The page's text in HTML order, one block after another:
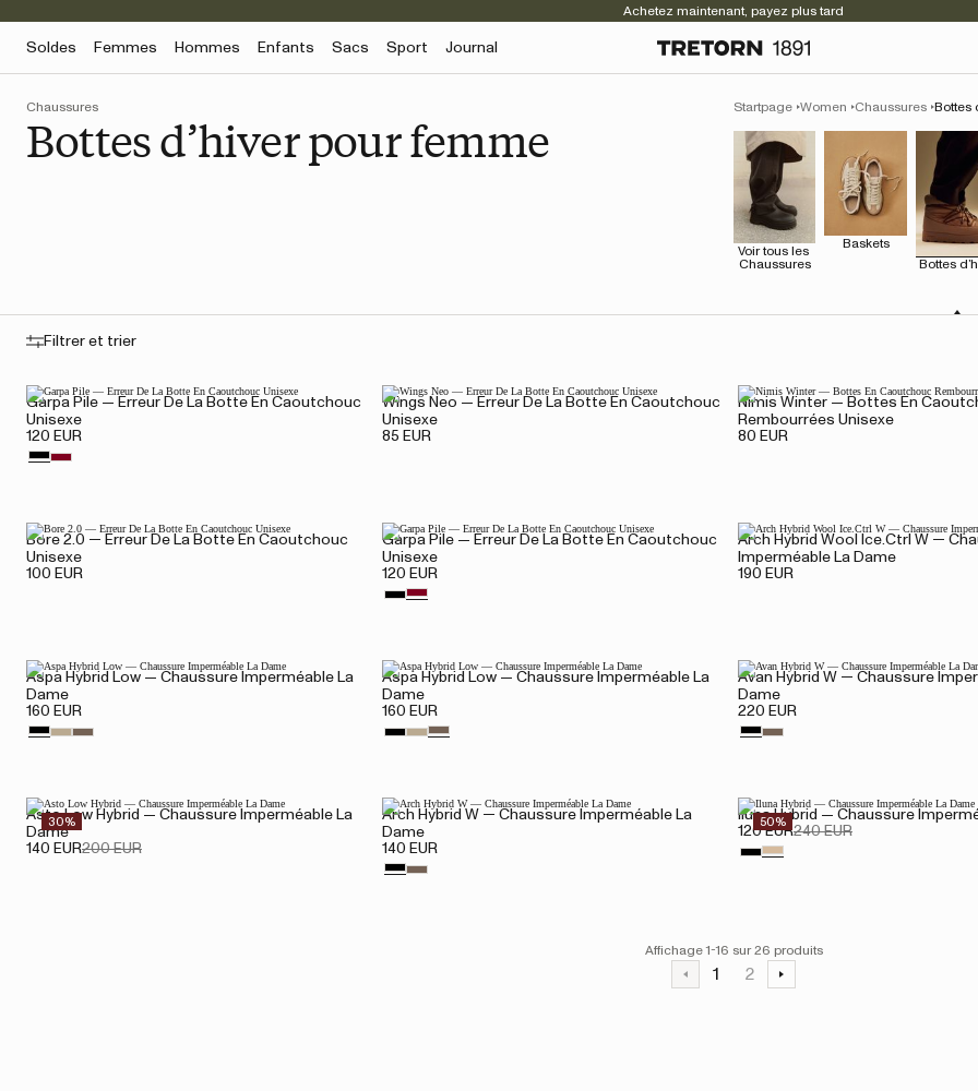
Achetez maintenant, payez plus tard
Soldes Femmes Hommes Enfants Sacs Sport Journal
Chaussures
Bottes d’hiver pour femme
Startpage Women Chaussures Bottes
Voir tous les
Chaussures
Baskets
Bottes
Filtrer et trier
Garpa Pile — Erreur De La Botte En Caoutchouc
Unisexe
120 EUR
Wings Neo — Erreur De La Botte En Caoutchouc
Unisexe
85 EUR
Nimis Winter — Bottes En
Rembourrées Unisexe
80 EUR
Bore 2.0 — Erreur De La Botte En Caoutchouc
Unisexe
100 EUR
Garpa Pile — Erreur De La Botte En Caoutchouc
Unisexe
120 EUR
Arch Hybrid Wool Ice.Ctrl W —
Imperméable La Dame
190 EUR
Aspa Hybrid Low — Chaussure Imperméable La
Dame
160 EUR
Aspa Hybrid Low — Chaussure Imperméable La
Dame
160 EUR
Avan Hybrid W — Chaussure
Dame
220 EUR
30%
Asto Low Hybrid — Chaussure Imperméable La
Dame
140 EUR200 EUR
Arch Hybrid W — Chaussure Imperméable La
Dame
140 EUR
50%
Iluna Hybrid — Chaussure
120 EUR240 EUR
Affichage 1-16 sur 26 produits
1 2